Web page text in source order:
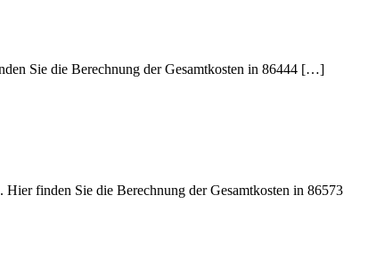
Sie die Berechnung der Gesamtkosten in 86444 […]
finden Sie die Berechnung der Gesamtkosten in 86573